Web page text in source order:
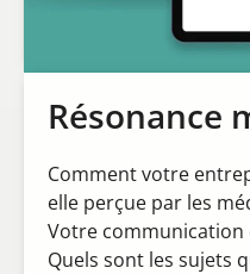
Résonance
Comment votre
elle perçue par les
Votre communication
Quels sont les sujets